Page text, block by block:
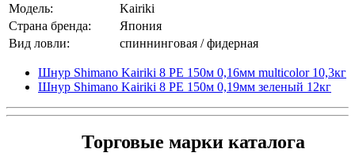
Модель:
Kairiki
Страна бренда:
Япония
Вид ловли:
спиннинговая / фидерная
Шнур Shimano Kairiki 8 PE 150м 0,16мм multicolor 10,3кг
Шнур Shimano Kairiki 8 PE 150м 0,19мм зеленый 12кг
Торговые марки каталога